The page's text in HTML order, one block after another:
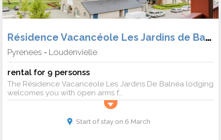
Résidence Vacancéole Les Jardins de Balnéa
Pyrenees - Loudenvielle
rental for 9 personss
The Résidence Vacancéole Les Jardins De Balnéa lodging
welcomes you with open arms f...
Start of stay on 6 March